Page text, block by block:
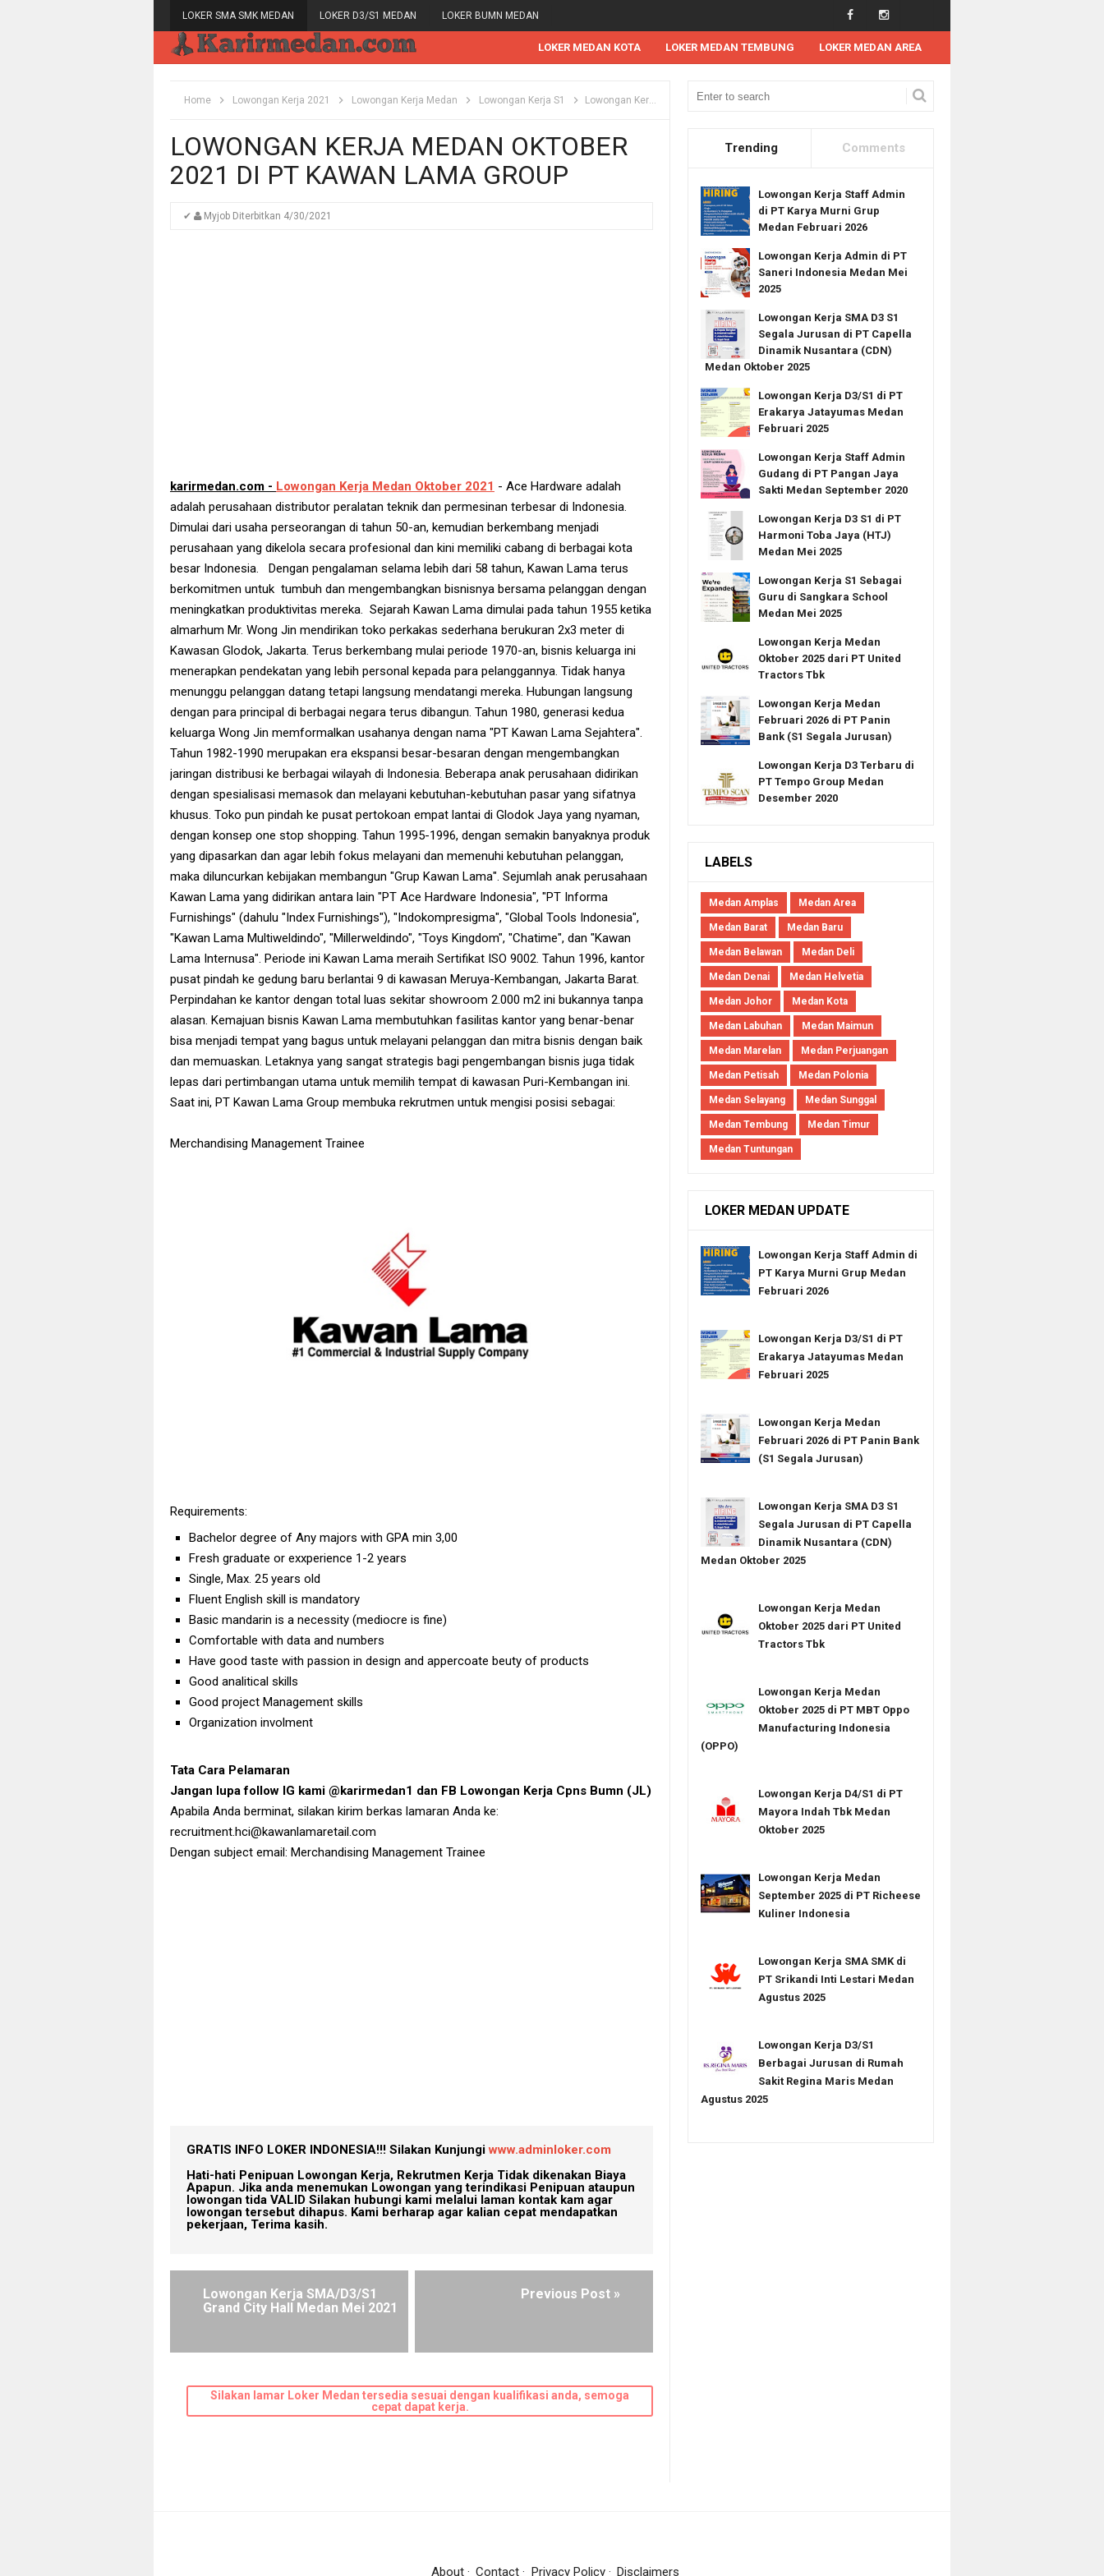
LOKER SMA SMK MEDAN LOKER D3/S1 MEDAN LOKER BUMN MEDAN
LOKER MEDAN KOTA LOKER MEDAN TEMBUNG LOKER MEDAN AREA
Home Lowongan Kerja 2021 Lowongan Kerja Medan Lowongan Kerja S1 Lowongan Kerja Medan Oktober 2021 di PT Kawan Lama Group
LOWONGAN KERJA MEDAN OKTOBER
2021 DI PT KAWAN LAMA GROUP
✔ Myjob Diterbitkan 4/30/2021
karirmedan.com - Lowongan Kerja Medan Oktober 2021 - Ace Hardware adalah
adalah perusahaan distributor peralatan teknik dan permesinan terbesar di Indonesia.
Dimulai dari usaha perseorangan di tahun 50-an, kemudian berkembang menjadi
perusahaan yang dikelola secara profesional dan kini memiliki cabang di berbagai kota
besar Indonesia. Dengan pengalaman selama lebih dari 58 tahun, Kawan Lama terus
berkomitmen untuk tumbuh dan mengembangkan bisnisnya bersama pelanggan dengan
meningkatkan produktivitas mereka. Sejarah Kawan Lama dimulai pada tahun 1955 ketika
almarhum Mr. Wong Jin mendirikan toko perkakas sederhana berukuran 2x3 meter di
Kawasan Glodok, Jakarta. Terus berkembang mulai periode 1970-an, bisnis keluarga ini
menerapkan pendekatan yang lebih personal kepada para pelanggannya. Tidak hanya
menunggu pelanggan datang tetapi langsung mendatangi mereka. Hubungan langsung
dengan para principal di berbagai negara terus dibangun. Tahun 1980, generasi kedua
keluarga Wong Jin memformalkan usahanya dengan nama "PT Kawan Lama Sejahtera".
Tahun 1982-1990 merupakan era ekspansi besar-besaran dengan mengembangkan
jaringan distribusi ke berbagai wilayah di Indonesia. Beberapa anak perusahaan didirikan
dengan spesialisasi memasok dan melayani kebutuhan-kebutuhan pasar yang sifatnya
khusus. Toko pun pindah ke pusat pertokoan empat lantai di Glodok Jaya yang nyaman,
dengan konsep one stop shopping. Tahun 1995-1996, dengan semakin banyaknya produk
yang dipasarkan dan agar lebih fokus melayani dan memenuhi kebutuhan pelanggan,
maka diluncurkan kebijakan membangun "Grup Kawan Lama". Sejumlah anak perusahaan
Kawan Lama yang didirikan antara lain "PT Ace Hardware Indonesia", "PT Informa
Furnishings" (dahulu "Index Furnishings"), "Indokompresigma", "Global Tools Indonesia",
"Kawan Lama Multiweldindo", "Millerweldindo", "Toys Kingdom", "Chatime", dan "Kawan
Lama Internusa". Periode ini Kawan Lama meraih Sertifikat ISO 9002. Tahun 1996, kantor
pusat pindah ke gedung baru berlantai 9 di kawasan Meruya-Kembangan, Jakarta Barat.
Perpindahan ke kantor dengan total luas sekitar showroom 2.000 m2 ini bukannya tanpa
alasan. Kemajuan bisnis Kawan Lama membutuhkan fasilitas kantor yang benar-benar
bisa menjadi tempat yang bagus untuk melayani pelanggan dan mitra bisnis dengan baik
dan memuaskan. Letaknya yang sangat strategis bagi pengembangan bisnis juga tidak
lepas dari pertimbangan utama untuk memilih tempat di kawasan Puri-Kembangan ini.
Saat ini, PT Kawan Lama Group membuka rekrutmen untuk mengisi posisi sebagai:
Merchandising Management Trainee
Requirements:
Bachelor degree of Any majors with GPA min 3,00
Fresh graduate or exxperience 1-2 years
Single, Max. 25 years old
Fluent English skill is mandatory
Basic mandarin is a necessity (mediocre is fine)
Comfortable with data and numbers
Have good taste with passion in design and appercoate beuty of products
Good analitical skills
Good project Management skills
Organization involment
Tata Cara Pelamaran
Jangan lupa follow IG kami @karirmedan1 dan FB Lowongan Kerja Cpns Bumn (JL)
Apabila Anda berminat, silakan kirim berkas lamaran Anda ke:
recruitment.hci@kawanlamaretail.com
Dengan subject email: Merchandising Management Trainee
GRATIS INFO LOKER INDONESIA!!! Silakan Kunjungi www.adminloker.com
Hati-hati Penipuan Lowongan Kerja, Rekrutmen Kerja Tidak dikenakan Biaya
Apapun. Jika anda menemukan Lowongan yang terindikasi Penipuan ataupun
lowongan tida VALID Silakan hubungi kami melalui laman kontak kam agar
lowongan tersebut dihapus. Kami berharap agar kalian cepat mendapatkan
pekerjaan, Terima kasih.
Lowongan Kerja SMA/D3/S1
Grand City Hall Medan Mei 2021
Previous Post »
Silakan lamar Loker Medan tersedia sesuai dengan kualifikasi anda, semoga
cepat dapat kerja.
Trending Comments
Lowongan Kerja Staff Admin
di PT Karya Murni Grup
Medan Februari 2026
Lowongan Kerja Admin di PT
Saneri Indonesia Medan Mei
2025
Lowongan Kerja SMA D3 S1
Segala Jurusan di PT Capella
Dinamik Nusantara (CDN)
Medan Oktober 2025
Lowongan Kerja D3/S1 di PT
Erakarya Jatayumas Medan
Februari 2025
Lowongan Kerja Staff Admin
Gudang di PT Pangan Jaya
Sakti Medan September 2020
Lowongan Kerja D3 S1 di PT
Harmoni Toba Jaya (HTJ)
Medan Mei 2025
Lowongan Kerja S1 Sebagai
Guru di Sangkara School
Medan Mei 2025
Lowongan Kerja Medan
Oktober 2025 dari PT United
Tractors Tbk
Lowongan Kerja Medan
Februari 2026 di PT Panin
Bank (S1 Segala Jurusan)
Lowongan Kerja D3 Terbaru di
PT Tempo Group Medan
Desember 2020
LABELS
Medan Amplas Medan Area
Medan Barat Medan Baru
Medan Belawan Medan Deli
Medan Denai Medan Helvetia
Medan Johor Medan Kota
Medan Labuhan Medan Maimun
Medan Marelan Medan Perjuangan
Medan Petisah Medan Polonia
Medan Selayang Medan Sunggal
Medan Tembung Medan Timur
Medan Tuntungan
LOKER MEDAN UPDATE
Lowongan Kerja Staff Admin di
PT Karya Murni Grup Medan
Februari 2026
Lowongan Kerja D3/S1 di PT
Erakarya Jatayumas Medan
Februari 2025
Lowongan Kerja Medan
Februari 2026 di PT Panin Bank
(S1 Segala Jurusan)
Lowongan Kerja SMA D3 S1
Segala Jurusan di PT Capella
Dinamik Nusantara (CDN)
Medan Oktober 2025
Lowongan Kerja Medan
Oktober 2025 dari PT United
Tractors Tbk
Lowongan Kerja Medan
Oktober 2025 di PT MBT Oppo
Manufacturing Indonesia
(OPPO)
Lowongan Kerja D4/S1 di PT
Mayora Indah Tbk Medan
Oktober 2025
Lowongan Kerja Medan
September 2025 di PT Richeese
Kuliner Indonesia
Lowongan Kerja SMA SMK di
PT Srikandi Inti Lestari Medan
Agustus 2025
Lowongan Kerja D3/S1
Berbagai Jurusan di Rumah
Sakit Regina Maris Medan
Agustus 2025
About Contact Privacy Policy Disclaimers